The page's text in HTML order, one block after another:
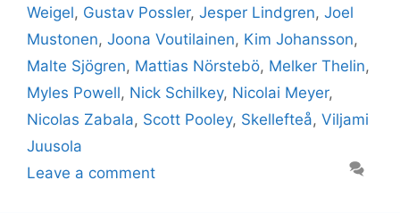
Weigel, Gustav Possler, Jesper Lindgren, Joel
Mustonen, Joona Voutilainen, Kim Johansson,
Malte Sjögren, Mattias Nörstebö, Melker Thelin,
Myles Powell, Nick Schilkey, Nicolai Meyer,
Nicolas Zabala, Scott Pooley, Skellefteå, Viljami
Juusola
Leave a comment